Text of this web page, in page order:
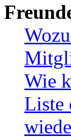
Wie
Liste